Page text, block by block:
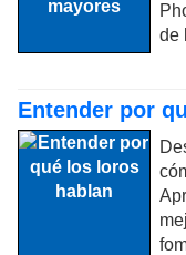
de
Entender por